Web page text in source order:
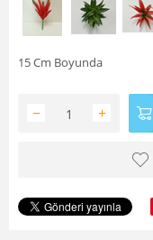
15 Cm Boyunda
+
−